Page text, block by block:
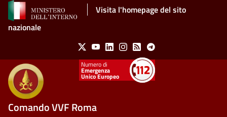
Salta al contenuto principaleVisita l'homepage del sito
nazionale
Social Menu
X YoutubeLinkedinInstagram
Feed Telegram
Emergenza
Unico Europeo
Comando VVF Roma